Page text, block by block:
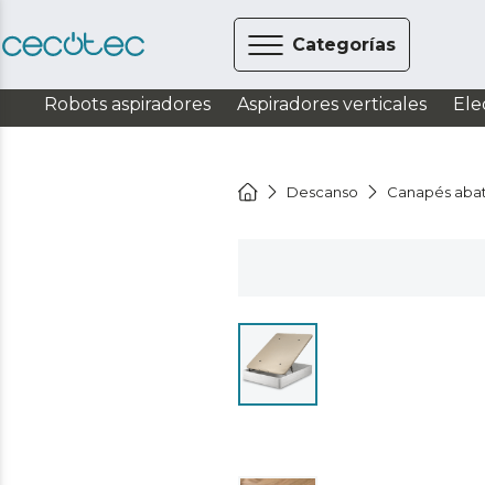
Categorías
Robots aspiradores Aspiradores verticales
Descanso Canapés